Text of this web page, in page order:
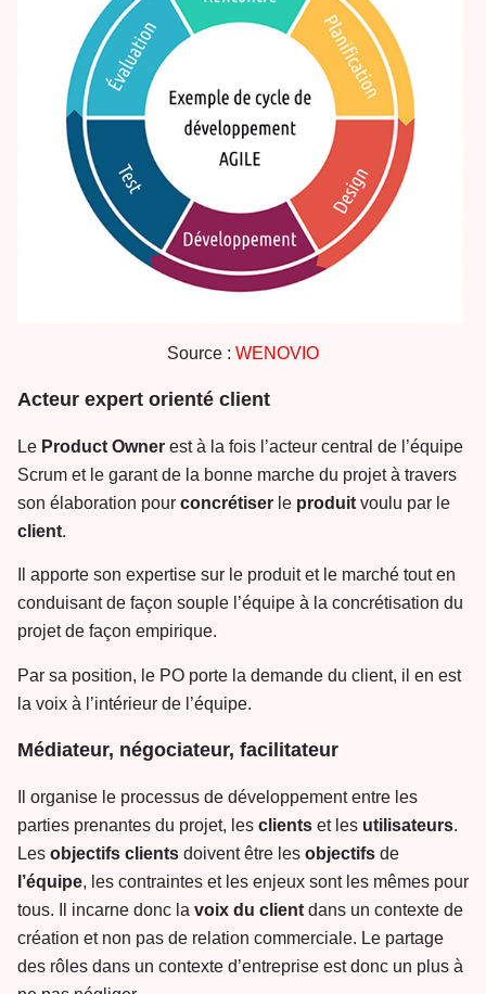
Source : WENOVIO
Acteur expert orienté client
Le Product Owner est à la fois l’acteur central de l’équipe
Scrum et le garant de la bonne marche du projet à travers
son élaboration pour concrétiser le produit voulu par le
client.
Il apporte son expertise sur le produit et le marché tout en
conduisant de façon souple l’équipe à la concrétisation du
projet de façon empirique.
Par sa position, le PO porte la demande du client, il en est
la voix à l’intérieur de l’équipe.
Médiateur, négociateur, facilitateur
Il organise le processus de développement entre les
parties prenantes du projet, les clients et les utilisateurs.
Les objectifs clients doivent être les objectifs de
l’équipe, les contraintes et les enjeux sont les mêmes pour
tous. Il incarne donc la voix du client dans un contexte de
création et non pas de relation commerciale. Le partage
des rôles dans un contexte d’entreprise est donc un plus à